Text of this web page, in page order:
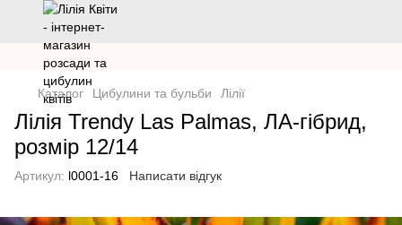
Каталог Цибулини та бульби Лілії
Лілія Trendy Las Palmas, ЛА-гібрид,
розмір 12/14
Артикул: l0001-16 Написати відгук